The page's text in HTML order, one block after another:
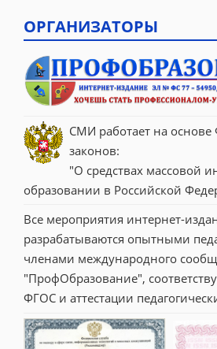
ОРГАНИЗАТОРЫ
СМИ работает на
законов:
"О средствах массовой
образовании в Российской
Все мероприятия интернет-
разрабатываются опытными
членами международного
"ПрофОбразование",
ФГОС и аттестации